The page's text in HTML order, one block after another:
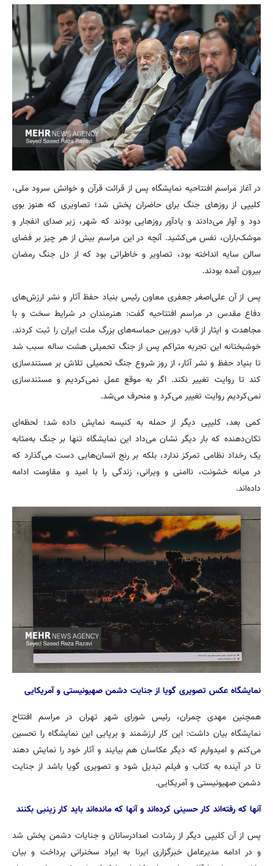
در آغاز مراسم افتتاحیه نمایشگاه پس از قرائت قرآن و خوانش سرود ملی،
کلیپی از روزهای جنگ برای حاضران پخش شد؛ تصاویری که هنوز بوی
دود و آوار می‌دادند و یادآور روزهایی بودند که شهر، زیر صدای انفجار و
موشک‌باران، نفس می‌کشید. آنچه در این مراسم بیش از هر چیز بر فضای
سالن سایه انداخته بود، تصاویر و خاطراتی بود که از دل جنگ رمضان
بیرون آمده بودند.
پس از آن علی‌اصغر جعفری معاون رئیس بنیاد حفظ آثار و نشر ارزش‌های
دفاع مقدس در مراسم افتتاحیه گفت: هنرمندان در شرایط سخت و با
مجاهدت و ایثار از قاب دوربین حماسه‌های بزرگ ملت ایران را ثبت کردند.
خوشبختانه این تجربه متراکم پس از جنگ تحمیلی هشت ساله سبب شد
تا بنیاد حفظ و نشر آثار، از روز شروع جنگ تحمیلی تلاش بر مستندسازی
کند تا روایت تغییر نکند. اگر به موقع عمل نمی‌کردیم و مستندسازی
نمی‌کردیم روایت تغییر می‌کرد و منحرف می‌شد.
کمی بعد، کلیپی دیگر از حمله به کنیسه نمایش داده شد؛ لحظه‌ای
تکان‌دهنده که بار دیگر نشان می‌داد این نمایشگاه تنها بر جنگ به‌مثابه
یک رخداد نظامی تمرکز ندارد، بلکه بر رنج انسان‌هایی دست می‌گذارد که
در میانه خشونت، ناامنی و ویرانی، زندگی را با امید و مقاومت ادامه
داده‌اند.
نمایشگاه عکس تصویری گویا از جنایت دشمن صهیونیستی و آمریکایی
همچنین مهدی چمران، رئیس شورای شهر تهران در مراسم افتتاح
نمایشگاه بیان داشت: این کار ارزشمند و برپایی این نمایشگاه را تحسین
می‌کنم و امیدوارم که دیگر عکاسان هم بیایند و آثار خود را نمایش دهند
تا در آینده به کتاب و فیلم تبدیل شود و تصویری گویا باشد از جنایت
دشمن صهیونیستی و آمریکایی.
آنها که رفته‌اند کار حسینی کرده‌اند و آنها که مانده‌اند باید کار زینبی بکنند
پس از آن کلیپی دیگر از رشادت امدادرسانان و جنایات دشمن پخش شد
و در ادامه مدیرعامل خبرگزاری ایرنا به ایراد سخنرانی پرداخت و بیان